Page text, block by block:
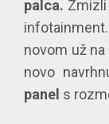
palca.
novom už
novo
panel s